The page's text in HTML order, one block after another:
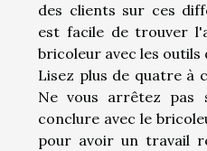
des clients sur ces
est facile de trouver
bricoleur avec les outils
Lisez plus de quatre à
Ne vous arrêtez pas
conclure avec le
pour avoir un travail